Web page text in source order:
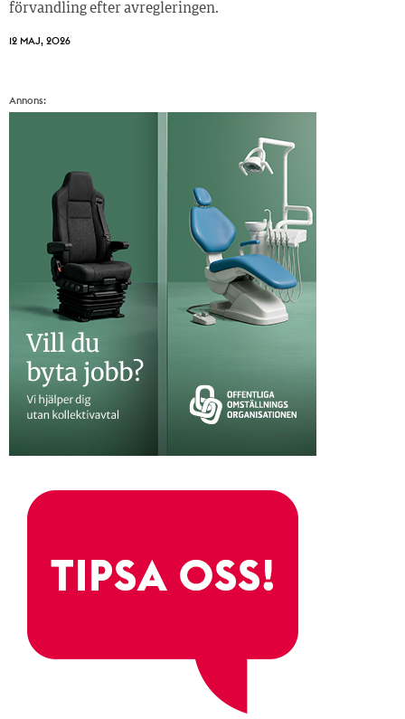
förvandling efter avregleringen.
12 MAJ, 2026
Annons: